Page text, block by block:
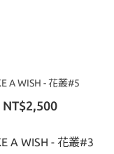
MAKE A WISH - 花叢#5
NT$2,500